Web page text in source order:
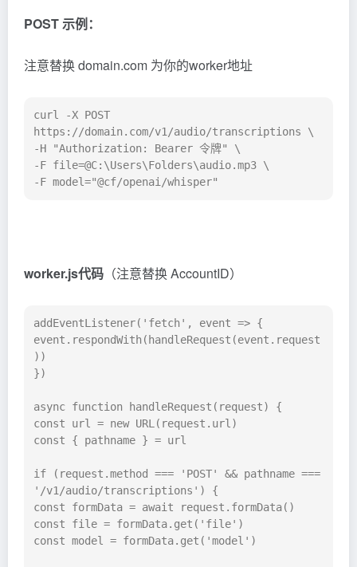
POST 示例：
注意替换 domain.com 为你的worker地址
curl -X POST
https://domain.com/v1/audio/transcriptions \
-H "Authorization: Bearer 令牌" \
-F file=@C:\Users\Folders\audio.mp3 \
-F model="@cf/openai/whisper"
worker.js代码 （注意替换 AccountID）
addEventListener('fetch', event => {
event.respondWith(handleRequest(event.request
))
})
async function handleRequest(request) {
const url = new URL(request.url)
const { pathname } = url
if (request.method === 'POST' && pathname ===
'/v1/audio/transcriptions') {
const formData = await request.formData()
const file = formData.get('file')
const model = formData.get('model')